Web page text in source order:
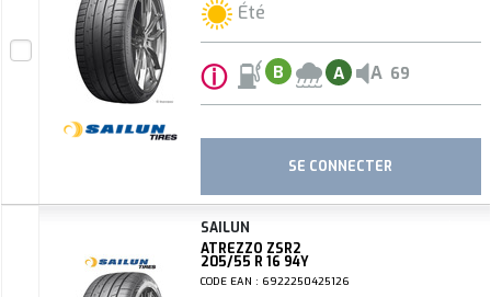
Été
ⓘ B A A 69
SE CONNECTER
SAILUN
ATREZZO ZSR2
205/55 R 16 94Y
CODE EAN : 6922250425126